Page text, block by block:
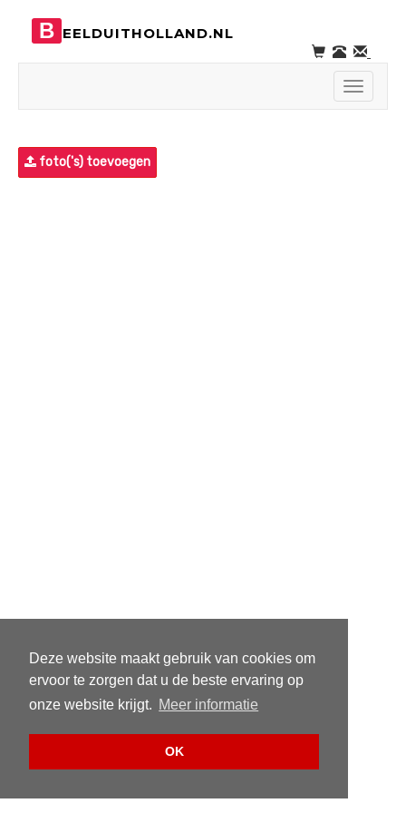
Deze website maakt gebruik van cookies om
ervoor te zorgen dat u de beste ervaring op
onze website krijgt. Meer informatie
OK
B EELDUITHOLLAND.NL
Toggle
foto('s) toevoegen